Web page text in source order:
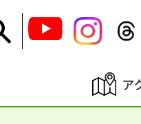
ア